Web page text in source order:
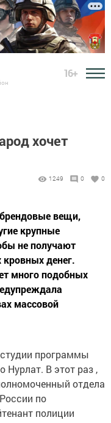
16+
хочет
1249 0 0
вещи,
крупные
не получают
денег.
много подобных
массовой
программы
Нурлат. В этот раз ,
отдела
по
полиции